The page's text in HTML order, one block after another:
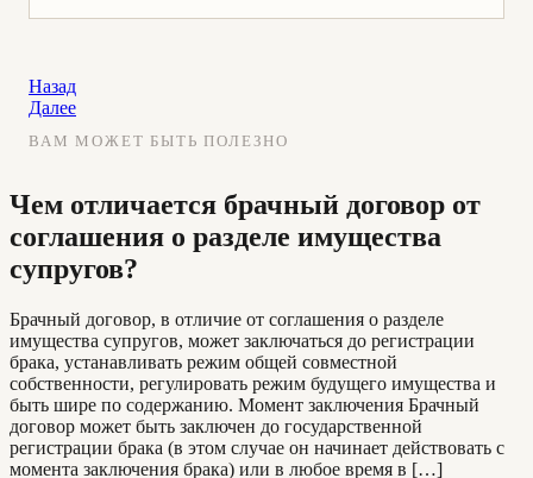
Назад
Далее
ВАМ МОЖЕТ БЫТЬ ПОЛЕЗНО
Чем отличается брачный договор от
соглашения о разделе имущества
супругов?
Брачный договор, в отличие от соглашения о разделе
имущества супругов, может заключаться до регистрации
брака, устанавливать режим общей совместной
собственности, регулировать режим будущего имущества и
быть шире по содержанию. Момент заключения Брачный
договор может быть заключен до государственной
регистрации брака (в этом случае он начинает действовать с
момента заключения брака) или в любое время в […]